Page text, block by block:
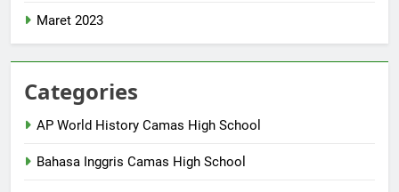
Maret 2023
Categories
AP World History Camas High School
Bahasa Inggris Camas High School